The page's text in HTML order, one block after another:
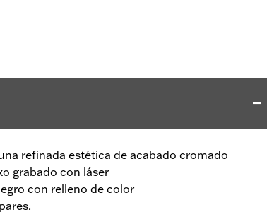
refinada estética de acabado cromado
grabado con láser
con relleno de color